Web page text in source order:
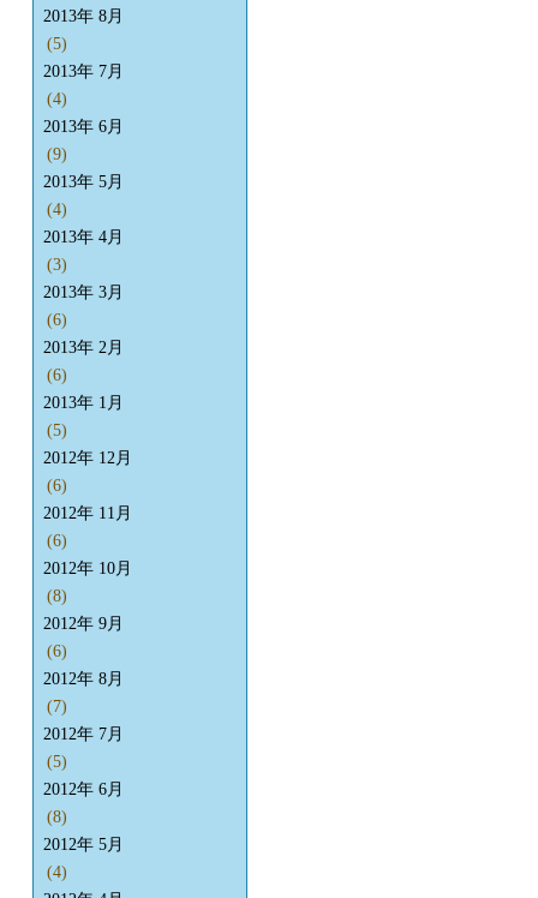
2013年 8月
(5)
2013年 7月
(4)
2013年 6月
(9)
2013年 5月
(4)
2013年 4月
(3)
2013年 3月
(6)
2013年 2月
(6)
2013年 1月
(5)
2012年 12月
(6)
2012年 11月
(6)
2012年 10月
(8)
2012年 9月
(6)
2012年 8月
(7)
2012年 7月
(5)
2012年 6月
(8)
2012年 5月
(4)